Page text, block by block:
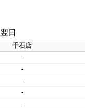
翌日
千石店
-
-
-
-
-